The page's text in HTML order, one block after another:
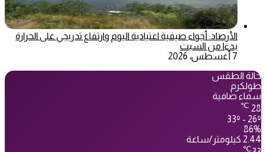
الأرصاد: أجواء صيفية اعتيادية اليوم وارتفاع تدريجي على الحرارة
بدءا من السبت
7 أغسطس، 2026
حالة الطقس
طولكرم
سماء صافية
28
℃
33º - 26º
86%
2.44 كيلومتر/ساعة
℃